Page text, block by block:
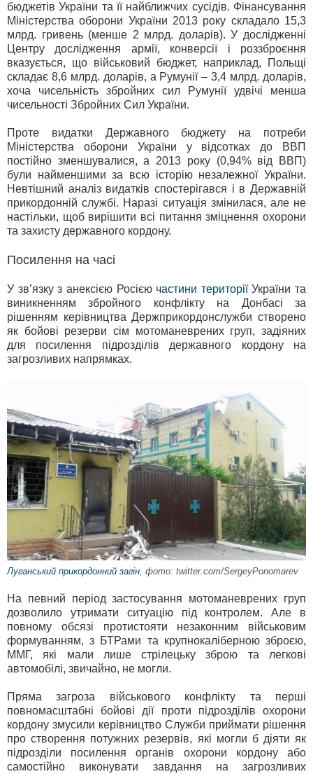
бюджетів України та її найближчих сусідів. Фінансування
Міністерства оборони України 2013 року складало 15,3
млрд. гривень (менше 2 млрд. доларів). У дослідженні
Центру дослідження армії, конверсії і роззброєння
вказується, що військовий бюджет, наприклад, Польщі
складає 8,6 млрд. доларів, а Румунії – 3,4 млрд. доларів,
хоча чисельність збройних сил Румунії удвічі менша
чисельності Збройних Сил України.
Проте видатки Державного бюджету на потреби
Міністерства оборони України у відсотках до ВВП
постійно зменшувалися, а 2013 року (0,94% від ВВП)
були найменшими за всю історію незалежної України.
Невтішний аналіз видатків спостерігався і в Державній
прикордонній службі. Наразі ситуація змінилася, але не
настільки, щоб вирішити всі питання зміцнення охорони
та захисту державного кордону.
Посилення на часі
У зв’язку з анексією Росією частини територіїУкраїни та
виникненням збройного конфлікту на Донбасі за
рішенням керівництва Держприкордонслужби створено
як бойові резерви сім мотоманеврених груп, задіяних
для посилення підрозділів державного кордону на
загрозливих напрямках.
Луганський прикордонний загін, фото: twitter.com/SergeyPonomarev
На певний період застосування мотоманеврених груп
дозволило утримати ситуацію під контролем. Але в
повному обсязі протистояти незаконним військовим
формуванням, з БТРами та крупнокаліберною зброєю,
ММГ, які мали лише стрілецьку зброю та легкові
автомобілі, звичайно, не могли.
Пряма загроза військового конфлікту та перші
повномасштабні бойові дії проти підрозділів охорони
кордону змусили керівництво Служби приймати рішення
про створення потужних резервів, які могли б діяти як
підрозділи посилення органів охорони кордону або
самостійно виконувати завдання на загрозливих